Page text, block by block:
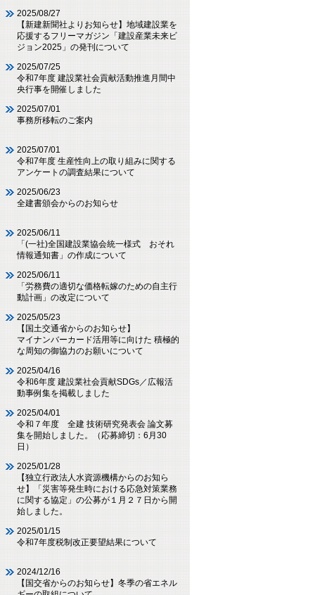
2025/08/27
【新建新聞社よりお知らせ】地域建設業を
応援するフリーマガジン「建設産業未来ビ
ジョン2025」の発刊について
2025/07/25
令和7年度 建設業社会貢献活動推進月間中
央行事を開催しました
2025/07/01
事務所移転のご案内
2025/07/01
令和7年度 生産性向上の取り組みに関する
アンケートの調査結果について
2025/06/23
全建書頒会からのお知らせ
2025/06/11
「(一社)全国建設業協会統一様式 おそれ
情報通知書」の作成について
2025/06/11
「労務費の適切な価格転嫁のための自主行
動計画」の改定について
2025/05/23
【国土交通省からのお知らせ】
マイナンバーカード活用等に向けた 積極的
な周知の御協力のお願いについて
2025/04/16
令和6年度 建設業社会貢献SDGs／広報活
動事例集を掲載しました
2025/04/01
令和７年度 全建 技術研究発表会 論文募
集を開始しました。（応募締切：6月30
日）
2025/01/28
【独立行政法人水資源機構からのお知ら
せ】「災害等発生時における応急対策業務
に関する協定」の公募が１月２７日から開
始しました。
2025/01/15
令和7年度税制改正要望結果について
2024/12/16
【国交省からのお知らせ】冬季の省エネル